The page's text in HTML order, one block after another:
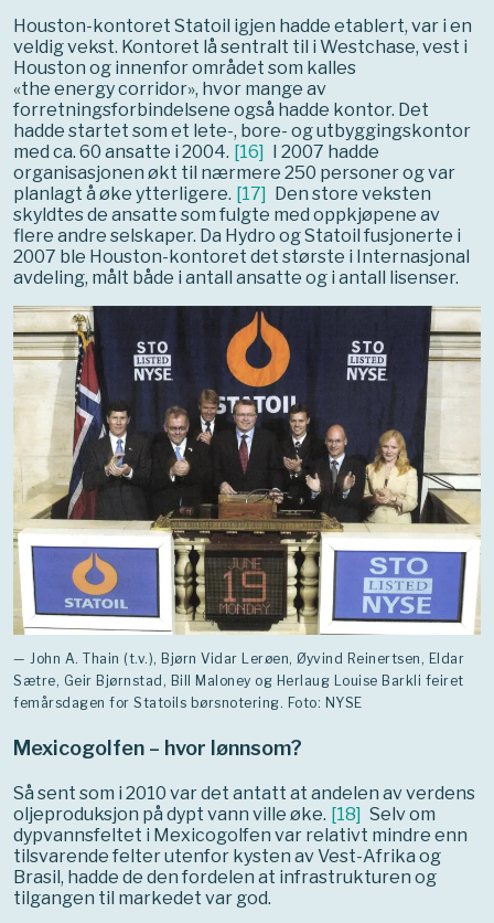
Houston-kontoret Statoil igjen hadde etablert, var i en
veldig vekst. Kontoret lå sentralt til i Westchase, vest i
Houston og innenfor området som kalles
«the energy corridor», hvor mange av
forretningsforbindelsene også hadde kontor. Det
hadde startet som et lete-, bore- og utbyggingskontor
med ca. 60 ansatte i 2004. [16]
I 2007 hadde
organisasjonen økt til nærmere 250 personer og var
planlagt å øke ytterligere. [17]
Den store veksten
skyldtes de ansatte som fulgte med oppkjøpene av
flere andre selskaper. Da Hydro og Statoil fusjonerte i
2007 ble Houston-kontoret det største i Internasjonal
avdeling, målt både i antall ansatte og i antall lisenser.
— John A. Thain (t.v.), Bjørn Vidar Lerøen, Øyvind Reinertsen, Eldar
Sætre, Geir Bjørnstad, Bill Maloney og Herlaug Louise Barkli feiret
femårsdagen for Statoils børsnotering. Foto: NYSE
Mexicogolfen – hvor lønnsom?
Så sent som i 2010 var det antatt at andelen av verdens
oljeproduksjon på dypt vann ville øke. [18] Selv om
dypvannsfeltet i Mexicogolfen var relativt mindre enn
tilsvarende felter utenfor kysten av Vest-Afrika og
Brasil, hadde de den fordelen at infrastrukturen og
tilgangen til markedet var god.